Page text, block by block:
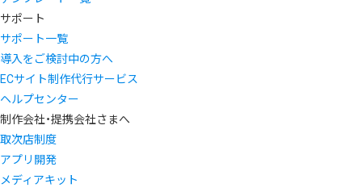
サポート
サポート一覧
導入をご検討中の方へ
ECサイト制作代行サービス
ヘルプセンター
制作会社・提携会社さまへ
取次店制度
アプリ開発
メディアキット